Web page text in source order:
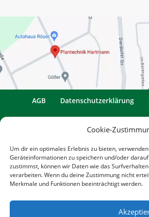
Cookie-
Um dir ein optimales Erlebnis zu bieten,
Geräteinformationen zu speichern und/oder
zustimmst, können wir Daten wie das
verarbeiten. Wenn du deine Zustimmung nicht
Merkmale und Funktionen beeinträchtigt werden.
AGB Datenschutzerklärung